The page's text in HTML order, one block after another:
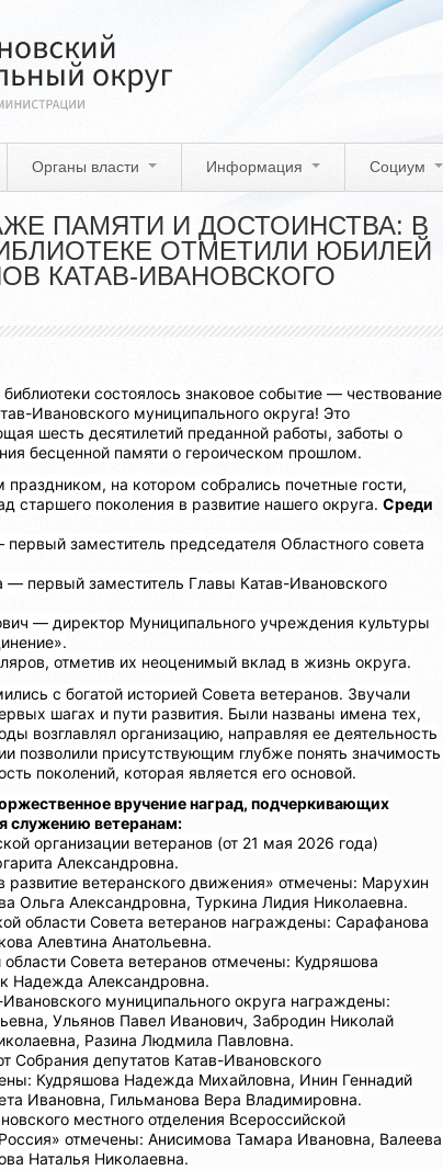
Органы власти Информация Социум
ПАМЯТИ И ДОСТОИНСТВА: В
ОТМЕТИЛИ ЮБИЛЕЙ
КАТАВ-ИВАНОВСКОГО
состоялось знаковое событие — чествование
Ивановского муниципального округа! Это
шесть десятилетий преданной работы, заботы о
бесценной памяти о героическом прошлом.
на котором собрались почетные гости,
старшего поколения в развитие нашего округа. Среди
заместитель председателя Областного совета
— первый заместитель Главы Катав-Ивановского
— директор Муниципального учреждения культуры
отметив их неоценимый вклад в жизнь округа.
с богатой историей Совета ветеранов. Звучали
шагах и пути развития. Были названы имена тех,
возглавлял организацию, направляя ее деятельность
позволили присутствующим глубже понять значимость
поколений, которая является его основой.
вручение наград, подчеркивающих
служению ветеранам:
организации ветеранов (от 21 мая 2026 года)
Александровна.
ветеранского движения» отмечены: Марухин
Ольга Александровна, Туркина Лидия Николаевна.
области Совета ветеранов награждены: Сарафанова
Алевтина Анатольевна.
Совета ветеранов отмечены: Кудряшова
Надежда Александровна.
муниципального округа награждены:
Ульянов Павел Иванович, Забродин Николай
Разина Людмила Павловна.
Собрания депутатов Катав-Ивановского
Кудряшова Надежда Михайловна, Инин Геннадий
Ивановна, Гильманова Вера Владимировна.
местного отделения Всероссийской
отмечены: Анисимова Тамара Ивановна, Валеева
Наталья Николаевна.